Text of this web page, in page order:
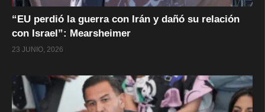
“EU perdió la guerra con Irán y dañó su relación
con Israel”: Mearsheimer
23 JUNIO, 2026